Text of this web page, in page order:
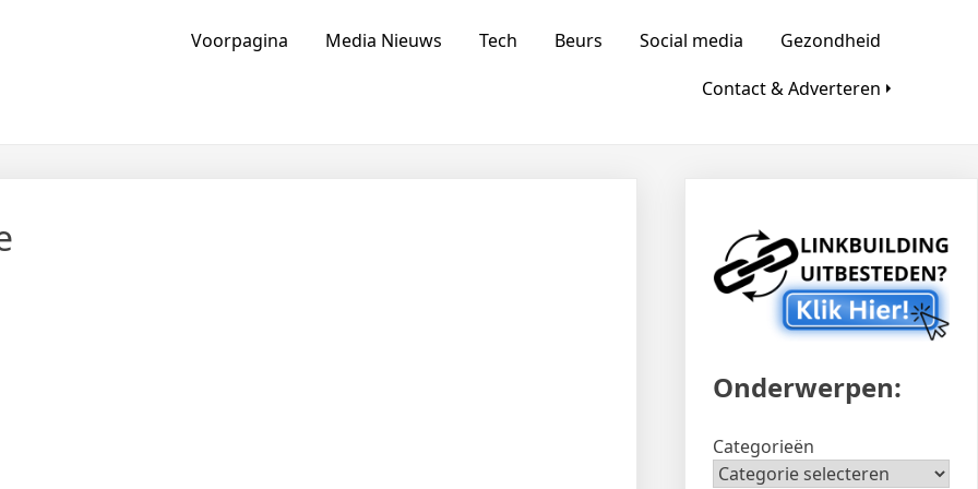
Van Nederland En Buitenland
Voorpagina Media Nieuws Tech Beurs Social media
Gezondheid
Contact & Adverteren
Onderwerpen:
Categorieën